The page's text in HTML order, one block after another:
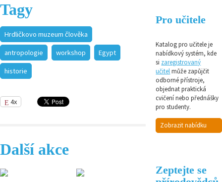
Tagy
Hrdličkovo muzeum člověka
antropologie workshop Egypt
historie
4x
Další akce
Pro učitele
Katalog pro učitele je
nabídkový systém, kde
si zaregistrovaný
učitelmůže zapůjčit
odborné přístroje,
objednat praktická
cvičení nebo přednášky
pro studenty.
Zobrazit nabídku
Zeptejte se